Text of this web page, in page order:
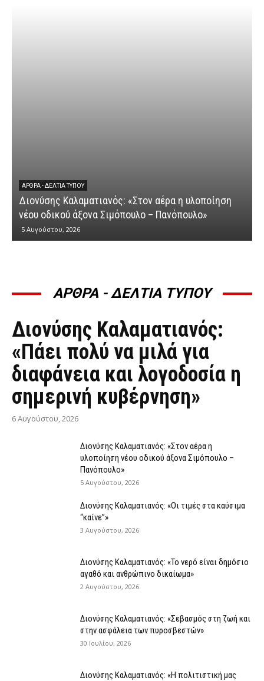
ΆΡΘΡΑ - ΔΕΛΤΊΑ ΤΎΠΟΥ
Διονύσης Καλαματιανός: «Στον αέρα η υλοποίηση
νέου οδικού άξονα Σιμόπουλο – Πανόπουλο»
5 Αυγούστου, 2026
ΑΡΘΡΑ - ΔΕΛΤΙΑ ΤΥΠΟΥ
ΆΡΘΡΑ - ΔΕΛΤΊΑ ΤΎΠΟΥ
Διονύσης Καλαματιανός:
«Πάει πολύ να μιλά για
διαφάνεια και λογοδοσία η
σημερινή κυβέρνηση»
6 Αυγούστου, 2026
Διονύσης Καλαματιανός: «Στον αέρα η
υλοποίηση νέου οδικού άξονα Σιμόπουλο –
Πανόπουλο»
5 Αυγούστου, 2026
Διονύσης Καλαματιανός: «Οι τιμές στα καύσιμα
“καίνε”»
3 Αυγούστου, 2026
Διονύσης Καλαματιανός: «Το νερό είναι δημόσιο
αγαθό και ανθρώπινο δικαίωμα»
2 Αυγούστου, 2026
Διονύσης Καλαματιανός: «Σεβασμός στη ζωή και
στην ασφάλεια των πυροσβεστών»
30 Ιουλίου, 2026
Διονύσης Καλαματιανός: «Η πολιτιστική μας